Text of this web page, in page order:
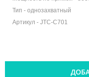
Тип - однозахватный
Артикул - JTC-C701